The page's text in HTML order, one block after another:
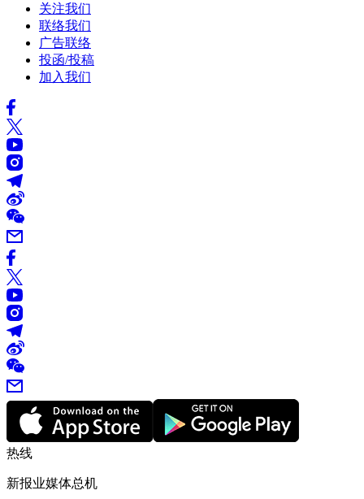
关注我们
联络我们
广告联络
投函/投稿
加入我们
热线
新报业媒体总机